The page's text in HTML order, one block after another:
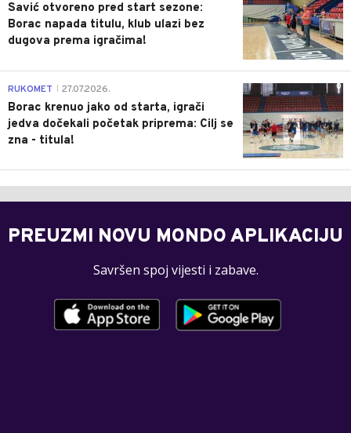
Savić otvoreno pred start sezone:
Borac napada titulu, klub ulazi bez
dugova prema igračima!
0
RUKOMET 27.07.2026.
Borac krenuo jako od starta, igrači
jedva dočekali početak priprema: Cilj se
zna - titula!
PREUZMI NOVU MONDO APLIKACIJU
Savršen spoj vijesti i zabave.